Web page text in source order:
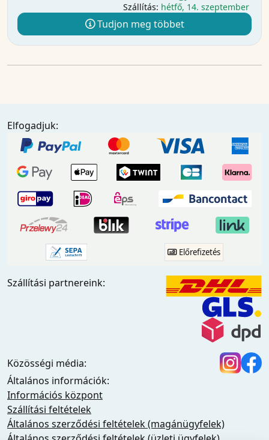
Szállítás: hétfő, 14. szeptember
Tudjon meg többet
Elfogadjuk:
Előrefizetés
Szállítási partnereink:
Közösségi média:
Általános információk:
Információs központ
Szállítási feltételek
Általános szerződési feltételek (magánügyfelek)